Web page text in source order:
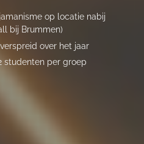
op locatie nabij
bij Brummen)
over het jaar
studenten per groep